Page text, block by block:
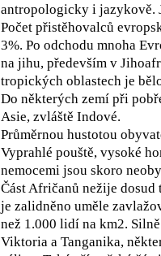
antropologicky i jazykově.
Počet přistěhovalců
3%. Po odchodu mnoha
na jihu, především v
tropických oblastech je
Do některých zemí při
Asie, zvláště Indové.
Průměrnou hustotou
Vyprahlé pouště, vysoké
nemocemi jsou skoro
Část Afričanů nežije
je zalidněno uměle
než 1.000 lidí na km2.
Viktoria a Tanganika,